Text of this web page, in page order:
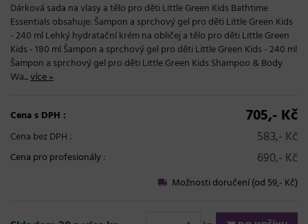
Dárková sada na vlasy a tělo pro děti Little Green Kids Bathtime
Essentials obsahuje: Šampon a sprchový gel pro děti Little Green Kids
- 240 ml Lehký hydratační krém na obličej a tělo pro děti Little Green
Kids - 180 ml Šampon a sprchový gel pro děti Little Green Kids - 240 ml
Šampon a sprchový gel pro děti Little Green Kids Shampoo & Body
Wa...více »
Cena s DPH : 705,- Kč
Cena bez DPH : 583,- Kč
Cena pro profesionály: 690,- Kč
Možnosti doručení (od 59,- Kč)